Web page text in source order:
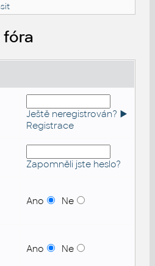
fóra
Ještě neregistrován? ►
Registrace
Zapomněli jste heslo?
Ano Ne
Ano Ne